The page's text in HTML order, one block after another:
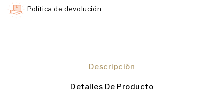
Política de devolución
Descripción
Detalles De Producto